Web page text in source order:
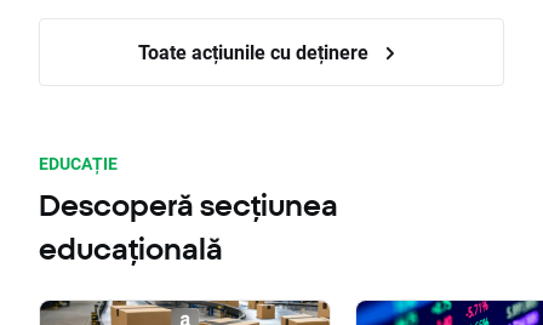
Toate acțiunile cu deținere
EDUCAȚIE
Descoperă secțiunea
educațională